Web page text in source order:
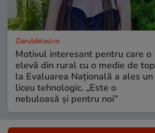
ZiaruldeIasi.ro
Motivul interesant pentru care o
elevă din rural cu o medie de top
la Evaluarea Națională a ales un
liceu tehnologic. „Este o
nebuloasă și pentru noi”